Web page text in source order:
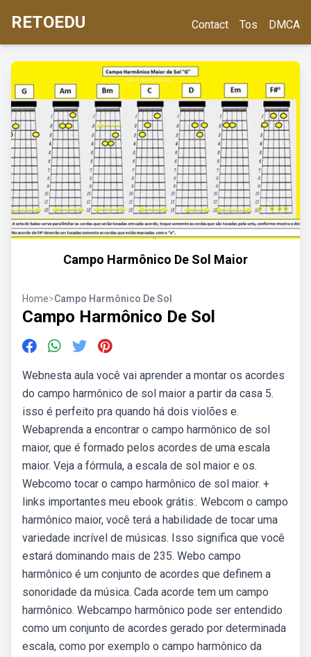
RETOEDU Contact Tos DMCA
Campo Harmônico De Sol Maior
Home>Campo Harmônico De Sol
Campo Harmônico De Sol
Webnesta aula você vai aprender a montar os acordes
do campo harmônico de sol maior a partir da casa 5.
isso é perfeito pra quando há dois violões e.
Webaprenda a encontrar o campo harmônico de sol
maior, que é formado pelos acordes de uma escala
maior. Veja a fórmula, a escala de sol maior e os.
Webcomo tocar o campo harmônico de sol maior. +
links importantes meu ebook grátis:. Webcom o campo
harmônico maior, você terá a habilidade de tocar uma
variedade incrível de músicas. Isso significa que você
estará dominando mais de 235. Webo campo
harmônico é um conjunto de acordes que definem a
sonoridade da música. Cada acorde tem um campo
harmônico. Webcampo harmônico pode ser entendido
como um conjunto de acordes gerado por determinada
escala, como por exemplo o campo harmônico da